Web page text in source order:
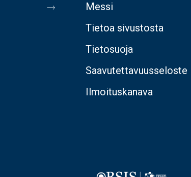
Messi
Tietoa sivustosta
Tietosuoja
Saavutettavuusseloste
Ilmoituskanava
Image